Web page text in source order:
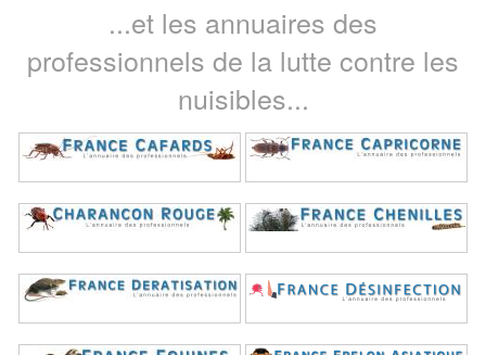
...et les annuaires des
professionnels de la lutte contre les
nuisibles...